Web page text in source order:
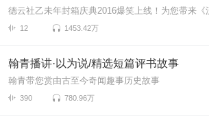
德云社乙未年封箱庆典2016爆笑上线！为您带来
12 1453.42万
翰青播讲·以为说/精选短篇评书故事
翰青带您赏由古至今奇闻趣事历史故事
390 780.96万